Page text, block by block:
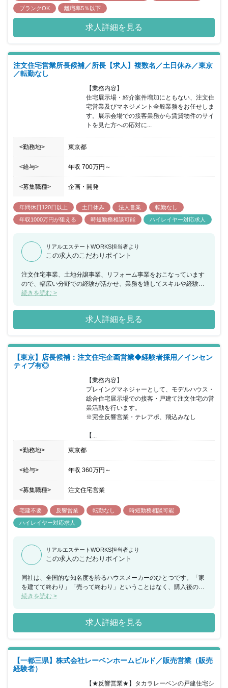
ブランクOK 離職率5％以下
求人詳細を見る
注文住宅営業所長候補／所長【求人】複数名／土日休み／東京
／転勤なし
【業務内容】
住宅展示場・紹介案件増加にともない、注文住
宅営業及びマネジメント全般業務をお任せしま
す。展示会場での接客業務から賃貸物件のサイ
トを見た方への応対に...
<勤務地> 東京都
<給与> 年収 700万円 ～
<募集職種> 企画・開発
年間休日120日以上 土日休み 法人営業
転勤なし
年収1000万円が狙える
時短勤務相談可能 ハイレイヤー対応求人
リアルエステートWORKS担当者より
この求人のこだわりポイント
注文住宅事業、土地分譲事業、リフォーム事業をおこなっています
ので、幅広い分野での経験が活かせ、業務を通してスキルや経験値
も上げられる環境です。お客様に喜んでもらえることをモットーに
できる職場です。所長、課長職待遇ですので、責任を持って仕事が
できる人からの応募をお待ちしています。
続きを読む >
求人詳細を見る
【東京】店長候補：注文住宅企画営業◆経験者採用／インセン
ティブ有◎
【業務内容】
プレイングマネジャーとして、モデルハウス・
総合住宅展示場での接客・戸建て注文住宅の営
業活動を行います。
※完全反響営業・テレアポ、飛込みなし
【...
<勤務地> 東京都
<給与> 年収 360万円 ～
<募集職種> 注文住宅営業
宅建不要 反響営業 転勤なし
時短勤務相談可能
ハイレイヤー対応求人
リアルエステートWORKS担当者より
この求人のこだわりポイント
同社は、全国的な知名度を誇るハウスメーカーのひとつです。「家
を建てて終わり」「売って終わり」ということはなく、購入後のア
フターフォローまで行っています。中には「そこまでする？」と思
「アフターフォローまで」が通常のフローなのです。住宅営業をす
る中で住まいを通じてお客様と長いお付き合いをしたいという気持
ちの強い方を歓迎いたします。また同社は、働きやすい環境づくり
様都合とあわせても、1時間程度の残業で終わります。効率よく仕
事を片付け、自分の時間を大切にすることができるのも同社の特徴
です。そして契約数に応じた成果はインセンティブ（歩合）で、日
続きを読む >
求人詳細を見る
【一都三県】株式会社レーベンホームビルド／販売営業（販売
経験者）
【★反響営業★】タカラレーベンの戸建住宅シ